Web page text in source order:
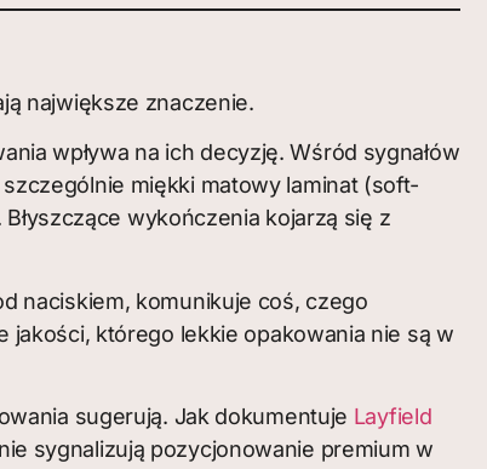
największe znaczenie.
wpływa na ich decyzję. Wśród sygnałów
miękki matowy laminat (soft-
wykończenia kojarzą się z
naciskiem, komunikuje coś, czego
którego lekkie opakowania nie są w
sugerują. Jak dokumentuje Layfield
sygnalizują pozycjonowanie premium w